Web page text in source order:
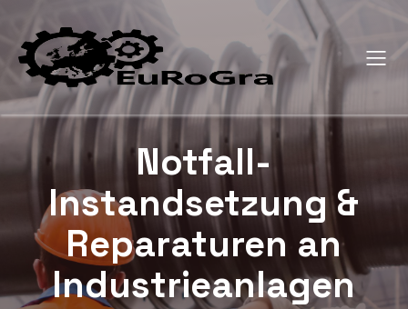
Notfall-
Instandsetzung &
Reparaturen an
Industrieanlagen